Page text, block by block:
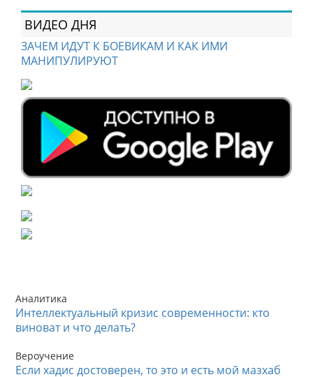
ВИДЕО ДНЯ
ЗАЧЕМ ИДУТ К БОЕВИКАМ И КАК ИМИ
МАНИПУЛИРУЮТ
Аналитика
Интеллектуальный кризис современности: кто
виноват и что делать?
Вероучение
Если хадис достоверен, то это и есть мой мазхаб